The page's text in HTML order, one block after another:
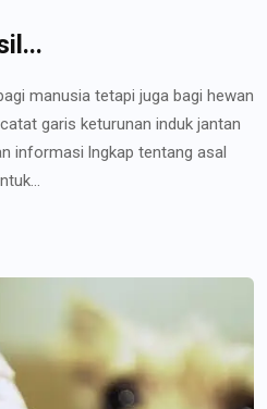
manusia tetapi juga bagi hewan
garis keturunan induk jantan
informasi lngkap tentang asal